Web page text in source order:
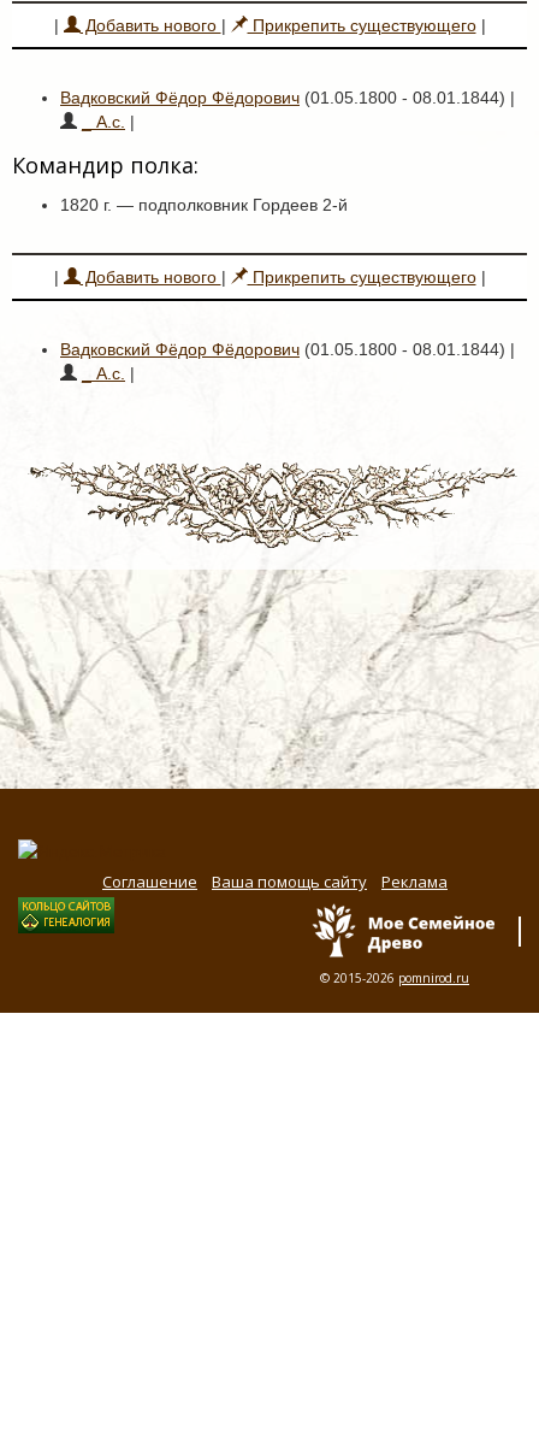
| Добавить нового | Прикрепить существующего|
Вадковский Фёдор Фёдорович (01.05.1800 - 08.01.1844) |
_ А.с. |
Командир полка:
1820 г. — подполковник Гордеев 2-й
| Добавить нового | Прикрепить существующего|
Вадковский Фёдор Фёдорович (01.05.1800 - 08.01.1844) |
_ А.с. |
Соглашение Ваша помощь сайту Реклама
© 2015-2026 pomnirod.ru